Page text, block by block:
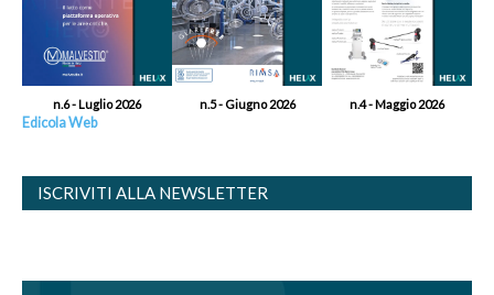
n.6 - Luglio 2026 n.5 - Giugno 2026 n.4 - Maggio 2026
Edicola Web
ISCRIVITI ALLA NEWSLETTER